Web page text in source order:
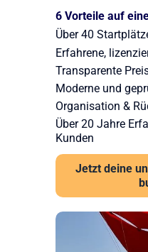
6 Vorteile auf
Über 40
Erfahrene,
Transparente
Moderne und
Organisation &
Über 20 Jahre
Kunden
Jetzt deine